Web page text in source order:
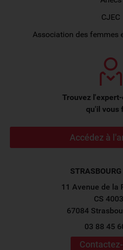
CJEC
Association des femmes
Trouvez
qu'il vous
Accédez à
11 Avenue de la
CS
67084
03 88 45